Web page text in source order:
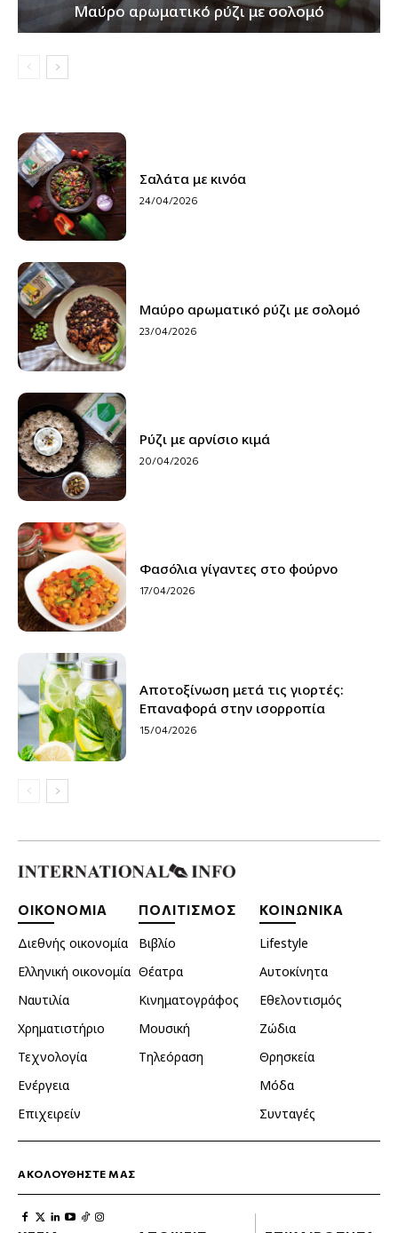
Μαύρο αρωματικό ρύζι με σολομό
Σαλάτα με κινόα
24/04/2026
Μαύρο αρωματικό ρύζι με σολομό
23/04/2026
Ρύζι με αρνίσιο κιμά
20/04/2026
Φασόλια γίγαντες στο φούρνο
17/04/2026
Αποτοξίνωση μετά τις γιορτές:
Επαναφορά στην ισορροπία
15/04/2026
ΟΙΚΟΝΟΜΙΑ
Διεθνής οικονομία
Ελληνική οικονομία
Ναυτιλία
Χρηματιστήριο
Τεχνολογία
Ενέργεια
Επιχειρείν
ΠΟΛΙΤΙΣΜΟΣ
Βιβλίο
Θέατρα
Κινηματογράφος
Μουσική
Τηλεόραση
ΚΟΙΝΩΝΙΚΑ
Lifestyle
Αυτοκίνητα
Εθελοντισμός
Ζώδια
Θρησκεία
Μόδα
Συνταγές
ΑΚΟΛΟΥΘΗΣΤΕ ΜΑΣ